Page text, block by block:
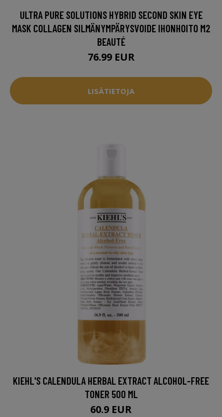
ULTRA PURE SOLUTIONS HYBRID SECOND SKIN EYE
MASK COLLAGEN SILMÄNYMPÄRYSVOIDE IHONHOITO M2
BEAUTÉ
76.99 EUR
LISÄTIETOJA
KIEHL'S CALENDULA HERBAL EXTRACT ALCOHOL-FREE
TONER 500 ML
60.9 EUR